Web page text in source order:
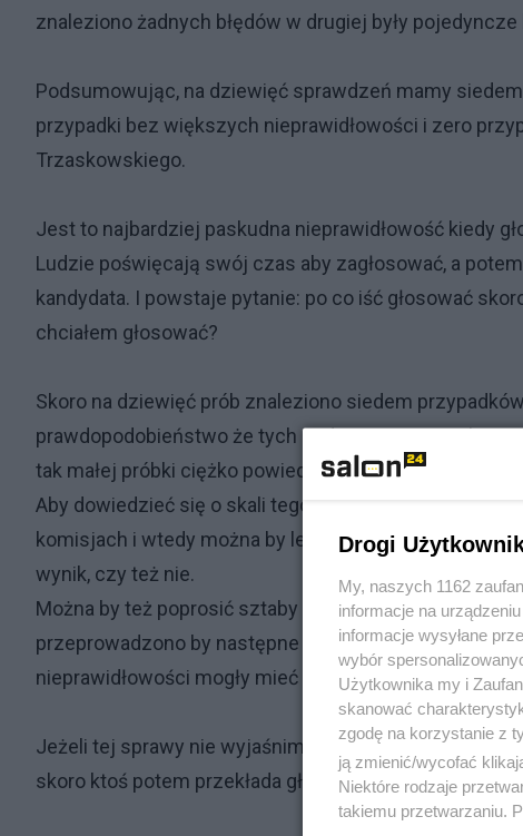
znaleziono żadnych błędów w drugiej były
Podsumowując, na dziewięć sprawdzeń mamy
przypadki bez większych nieprawidłowości i zero
Trzaskowskiego.
Jest to najbardziej paskudna nieprawidłowość kiedy
Ludzie poświęcają swój czas aby zagłosować, a
kandydata. I powstaje pytanie: po co iść głosować
chciałem głosować?
Skoro na dziewięć prób znaleziono siedem
prawdopodobieństwo że tych podmian jest o wiele
tak małej próbki ciężko powiedzieć.
Aby dowiedzieć się o skali tego problemu należało by
komisjach i wtedy można by lepiej oszacować jaka jest
wynik, czy też nie.
Można by też poprosić sztaby kandydatów aby te
przeprowadzono by następne liczenie, a na podstawi
nieprawidłowości mogły mieć wpływ na wynik.
Jeżeli tej sprawy nie wyjaśnimy to nie ma sensu
skoro ktoś potem przekłada głosy?
Drogi
My, naszych 1162
informacje na
informacje wysyłane
wybór
Użytkownika my i
skanować
zgodę na korzystanie z
ją zmienić/wycofać
Niektóre rodzaje
takiemu przetwarzaniu.